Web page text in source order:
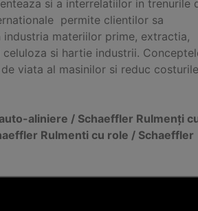
si a interrelatiilor in trenurile
permite clientilor sa
materiilor prime, extractia,
si hartie industrii.
viata al masinilor si reduc costurile
aliniere / Schaeffler Rulmenți
Rulmenti cu role / Schaeffler